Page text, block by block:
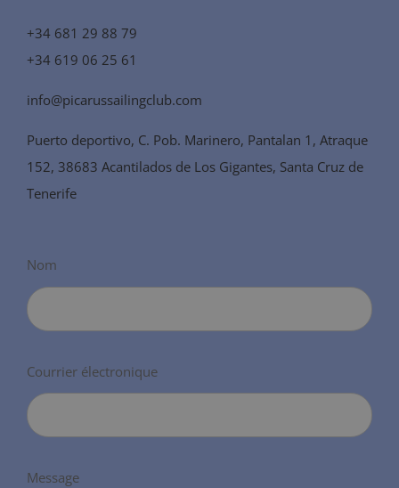
+34 681 29 88 79
+34 619 06 25 61
info@picarussailingclub.com
Puerto deportivo, C. Pob. Marinero, Pantalan 1, Atraque
152, 38683 Acantilados de Los Gigantes, Santa Cruz de
Tenerife
Nom
Courrier électronique
Message